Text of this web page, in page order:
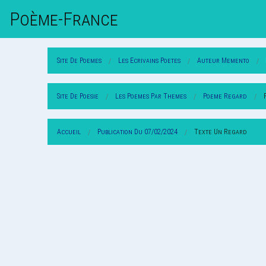
Poème-FrAnce
Site De Poemes Les Ecrivains Poetes Auteur Memento
Site De Poesie Les Poemes Par Themes Poeme Regard
Accueil Publication Du 07/02/2024 Texte Un Regard